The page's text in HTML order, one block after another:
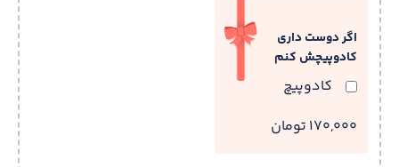
اگر دوست داری
کادوپیچش کنم
کادوپیچ
170,000 تومان